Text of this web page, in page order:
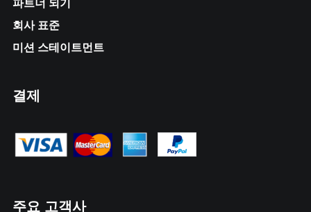
파트너 되기
회사 표준
미션 스테이트먼트
결제
주요 고객사